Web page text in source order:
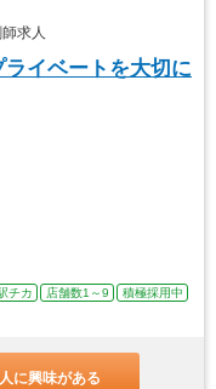
求人
ライベートを大切に
チカ 店舗数1～9
積極採用中
に興味がある